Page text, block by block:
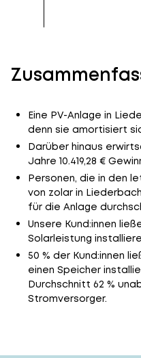
Eine PV-Anlage in
denn sie amortisiert
Darüber hinaus
Jahre 10.419,28 €
Personen, die in den
von zolar in
für die Anlage
Unsere Kund:innen
Solarleistung
50 % der Kund:innen
einen Speicher
Durchschnitt 62 %
Stromversorger.